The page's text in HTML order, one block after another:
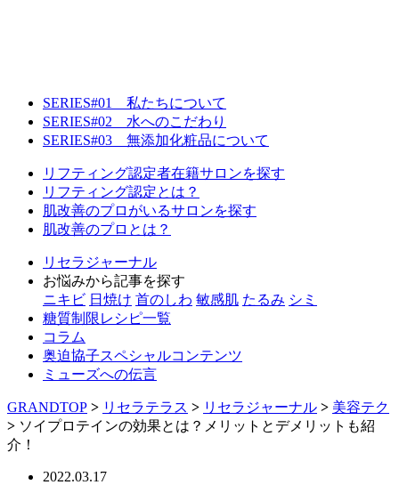
SERIES#01 私たちについて
SERIES#02 水へのこだわり
SERIES#03 無添加化粧品について
リフティング認定者在籍サロンを探す
リフティング認定とは？
肌改善のプロがいるサロンを探す
肌改善のプロとは？
リセラジャーナル
お悩みから記事を探す
ニキビ 日焼け 首のしわ 敏感肌 たるみ シミ
糖質制限レシピ一覧
コラム
奥迫協子スペシャルコンテンツ
ミューズへの伝言
GRANDTOP > リセラテラス > リセラジャーナル > 美容テク
> ソイプロテインの効果とは？メリットとデメリットも紹
介！
2022.03.17